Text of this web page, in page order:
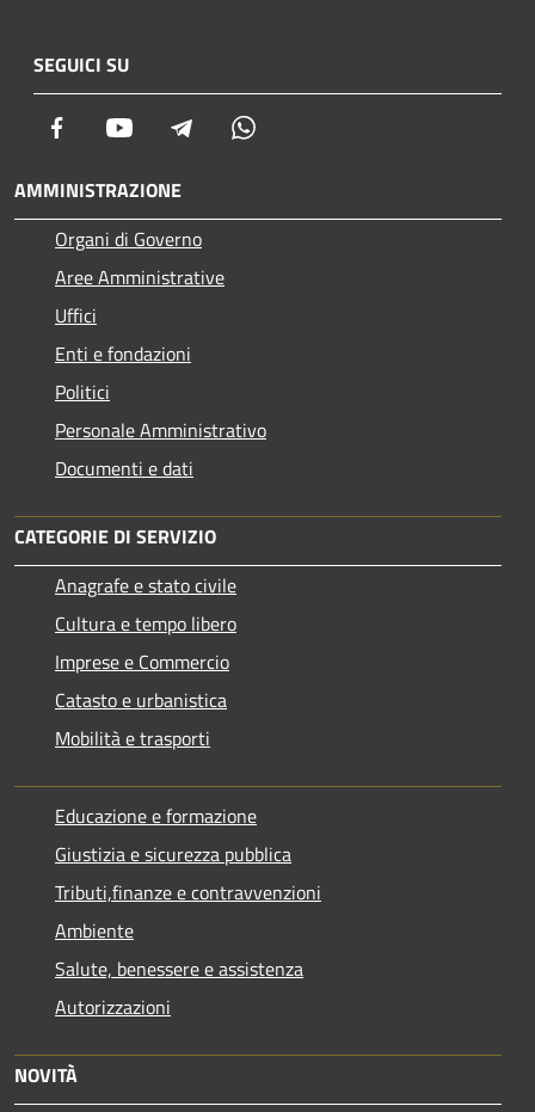
SEGUICI SU
Facebook Youtube Telegram
AMMINISTRAZIONE
Organi di Governo
Aree Amministrative
Uffici
Enti e fondazioni
Politici
Personale Amministrativo
Documenti e dati
CATEGORIE DI SERVIZIO
Anagrafe e stato civile
Cultura e tempo libero
Imprese e Commercio
Catasto e urbanistica
Mobilità e trasporti
Educazione e formazione
Giustizia e sicurezza pubblica
Tributi,finanze e contravvenzioni
Ambiente
Salute, benessere e assistenza
Autorizzazioni
NOVITÀ